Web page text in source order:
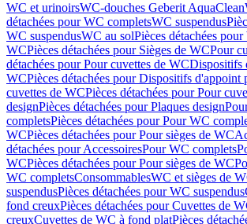
WC et urinoirsWC-douches Geberit AquaClean
détachées pour WC completsWC suspendus
WC suspendusWC au solPièces détachées
WCPièces détachées pour Sièges de WCPour
détachées pour Pour cuvettes de WCDispositifs
WCPièces détachées pour Dispositifs d'appoint
cuvettes de WCPièces détachées pour Pour
designPièces détachées pour Plaques design
completsPièces détachées pour Pour WC
WCPièces détachées pour Pour sièges de WC
détachées pour AccessoiresPour WC complets
WCPièces détachées pour Pour sièges de WC
WC completsConsommablesWC et sièges de
suspendusPièces détachées pour WC suspendus
fond creuxPièces détachées pour Cuvettes de
creuxCuvettes de WC à fond platPièces